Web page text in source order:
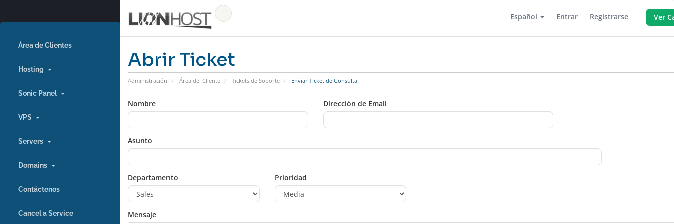
Español Entrar Registrarse Ver
Área de Clientes
Hosting
Sonic Panel
VPS
Servers
Domains
Contáctenos
Cancel a Service
Abrir Ticket
Administración Área del Cliente Tickets de Soporte Enviar Ticket de Consulta
Nombre Dirección de Email
Asunto
Departamento Prioridad
Mensaje